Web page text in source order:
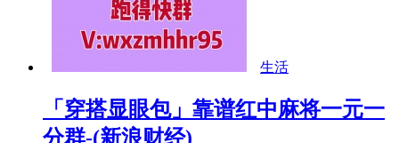
生活
「穿搭显眼包」靠谱红中麻将一元一
分群-(新浪财经)